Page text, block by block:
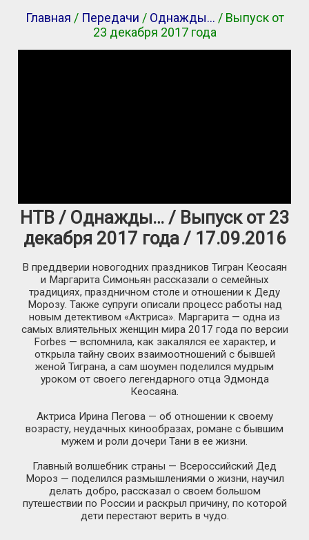
Главная / Передачи / Однажды… / Выпуск от
23 декабря 2017 года
НТВ / Однажды… / Выпуск от 23
декабря 2017 года / 17.09.2016
В преддверии новогодних праздников Тигран Кеосаян
и Маргарита Симоньян рассказали о семейных
традициях, праздничном столе и отношении к Деду
Морозу. Также супруги описали процесс работы над
новым детективом «Актриса». Маргарита — одна из
самых влиятельных женщин мира 2017 года по версии
Forbes — вспомнила, как закалялся ее характер, и
открыла тайну своих взаимоотношений с бывшей
женой Тиграна, а сам шоумен поделился мудрым
уроком от своего легендарного отца Эдмонда
Кеосаяна.
Актриса Ирина Пегова — об отношении к своему
возрасту, неудачных кинообразах, романе с бывшим
мужем и роли дочери Тани в ее жизни.
Главный волшебник страны — Всероссийский Дед
Мороз — поделился размышлениями о жизни, научил
делать добро, рассказал о своем большом
путешествии по России и раскрыл причину, по которой
дети перестают верить в чудо.